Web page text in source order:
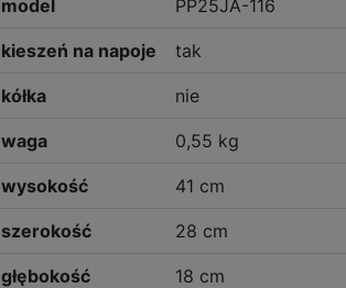
model PP25JA-116
kieszeń na napoje tak
kółka nie
waga 0,55 kg
wysokość 41 cm
szerokość 28 cm
głębokość 18 cm